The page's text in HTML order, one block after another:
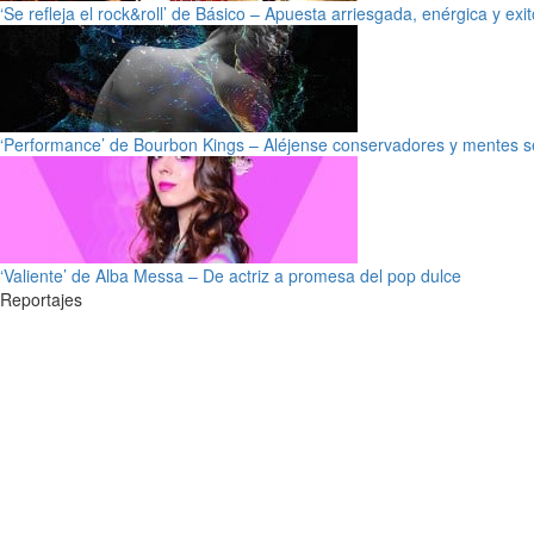
‘Se refleja el rock&roll’ de Básico – Apuesta arriesgada, enérgica y
‘Performance’ de Bourbon Kings – Aléjense conservadores y mentes
‘Valiente’ de Alba Messa – De actriz a promesa del pop dulce
Reportajes